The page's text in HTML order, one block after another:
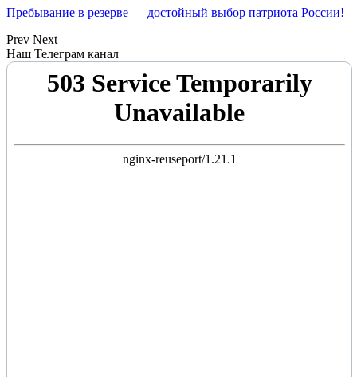
Пребывание в резерве — достойный выбор патриота России!
Prev Next
Наш Телеграм канал